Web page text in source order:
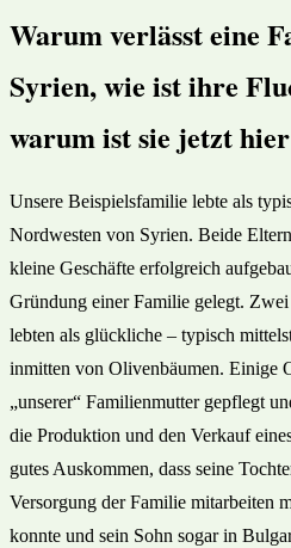
Warum verlässt eine
Syrien, wie ist ihre
warum ist sie jetzt
Unsere Beispielsfamilie lebte als
Nordwesten von Syrien. Beide
kleine Geschäfte erfolgreich
Gründung einer Familie gelegt.
lebten als glückliche – typisch
inmitten von Olivenbäumen. Einige
„unserer“ Familienmutter gepflegt
die Produktion und den Verkauf
gutes Auskommen, dass seine
Versorgung der Familie mitarbeiten
konnte und sein Sohn sogar in